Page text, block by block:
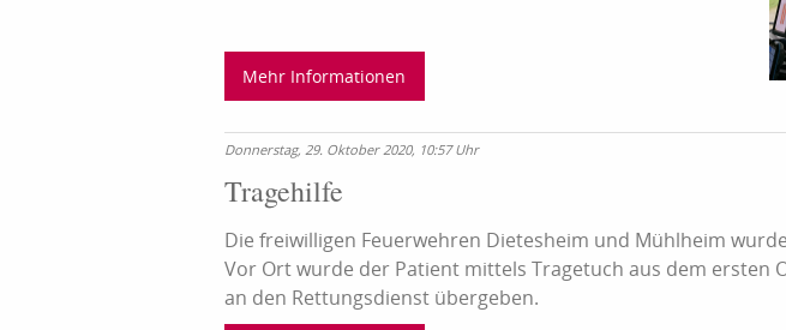
Mehr Informationen
Donnerstag, 29. Oktober 2020, 10:57 Uhr
Tragehilfe
Die freiwilligen Feuerwehren Dietesheim und Mühlheim
Vor Ort wurde der Patient mittels Tragetuch aus dem ersten
an den Rettungsdienst übergeben.